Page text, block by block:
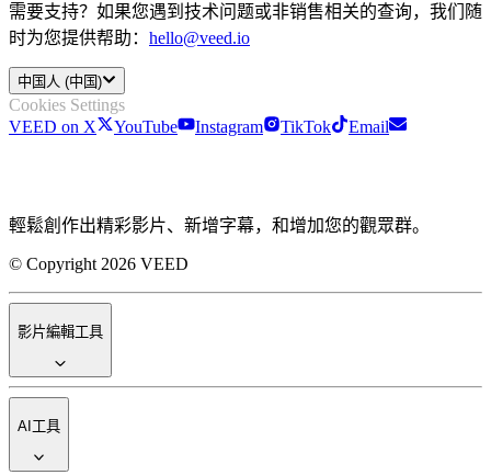
需要支持？如果您遇到技术问题或非销售相关的查询，我们随
时为您提供帮助： hello@veed.io
中国人 (中国)
Cookies Settings
VEED on X
YouTube Instagram TikTok Email
輕鬆創作出精彩影片、新增字幕，和增加您的觀眾群。
© Copyright 2026 VEED
影片編輯工具
AI工具